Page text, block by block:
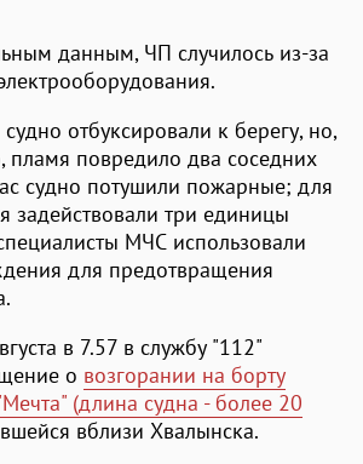
данным, ЧП случилось из-за
отбуксировали к берегу, но,
пламя повредило два соседних
судно потушили пожарные; для
задействовали три единицы
МЧС использовали
для предотвращения
в 7.57 в службу "112"
о возгорании на борту
(длина судна - более 20
вблизи Хвалынска.